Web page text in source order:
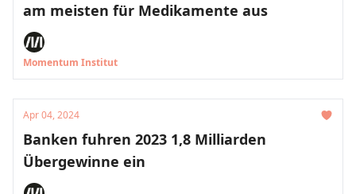
am meisten für Medikamente aus
Momentum Institut
Apr 04, 2024
Banken fuhren 2023 1,8 Milliarden
Übergewinne ein